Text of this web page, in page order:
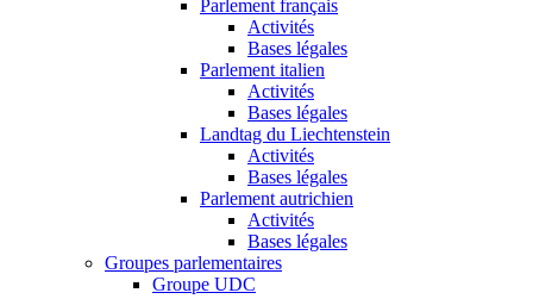
Parlement français
Activités
Bases légales
Parlement italien
Activités
Bases légales
Landtag du Liechtenstein
Activités
Bases légales
Parlement autrichien
Activités
Bases légales
Groupes parlementaires
Groupe UDC